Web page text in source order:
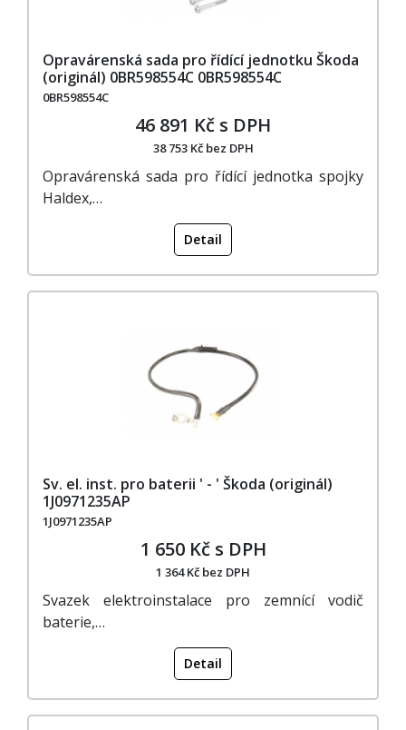
Opravárenská sada pro řídící jednotku Škoda
(originál) 0BR598554C 0BR598554C
0BR598554C
46 891 Kč s DPH
38 753 Kč bez DPH
Opravárenská sada pro řídící jednotka spojky
Haldex,…
Detail
Sv. el. inst. pro baterii ' - ' Škoda (originál)
1J0971235AP
1J0971235AP
1 650 Kč s DPH
1 364 Kč bez DPH
Svazek elektroinstalace pro zemnící vodič
baterie,…
Detail